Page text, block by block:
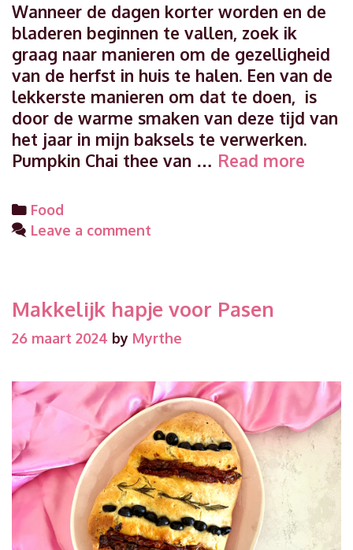
Wanneer de dagen korter worden en de
bladeren beginnen te vallen, zoek ik
graag naar manieren om de gezelligheid
van de herfst in huis te halen. Een van de
lekkerste manieren om dat te doen, is
door de warme smaken van deze tijd van
het jaar in mijn baksels te verwerken.
Pumpkin Chai thee van … Read more
Categories
Food
Leave a comment
Makkelijk hapje voor Pasen
26 maart 2024 by Myrthe